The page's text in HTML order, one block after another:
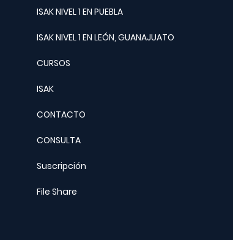
ISAK NIVEL 1 EN PUEBLA
ISAK NIVEL 1 EN LEÓN, GUANAJUATO
CURSOS
ISAK
CONTACTO
CONSULTA
Suscripción
File Share